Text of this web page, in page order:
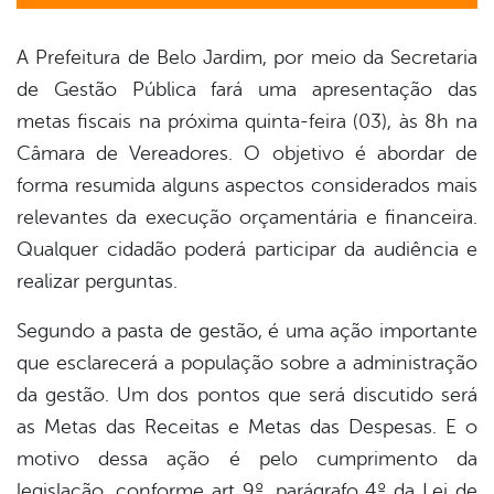
A Prefeitura de Belo Jardim, por meio da Secretaria
de Gestão Pública fará uma apresentação das
metas fiscais na próxima quinta-feira (03), às 8h na
Câmara de Vereadores. O objetivo é abordar de
forma resumida alguns aspectos considerados mais
relevantes da execução orçamentária e financeira.
Qualquer cidadão poderá participar da audiência e
realizar perguntas.
Segundo a pasta de gestão, é uma ação importante
que esclarecerá a população sobre a administração
da gestão. Um dos pontos que será discutido será
as Metas das Receitas e Metas das Despesas. E o
motivo dessa ação é pelo cumprimento da